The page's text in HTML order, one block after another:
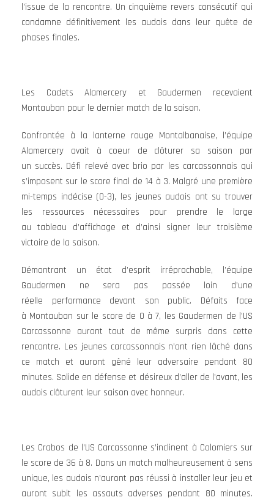
l’issue de la rencontre. Un cinquième revers consécutif qui
condamne définitivement les audois dans leur quête de
phases finales.
Les Cadets Alamercery et Gaudermen recevaient
Montauban pour le dernier match de la saison.
Confrontée à la lanterne rouge Montalbanaise, l’équipe
Alamercery avait à coeur de clôturer sa saison par
un succès. Défi relevé avec brio par les carcassonnais qui
s’imposent sur le score final de 14 à 3. Malgré une première
mi-temps indécise (0-3), les jeunes audois ont su trouver
les ressources nécessaires pour prendre le large
au tableau d’affichage et d’ainsi signer leur troisième
victoire de la saison.
Démontrant un état d’esprit irréprochable, l’équipe
Gaudermen ne sera pas passée loin d’une
réelle performance devant son public. Défaits face
à Montauban sur le score de 0 à 7, les Gaudermen de l’US
Carcassonne auront tout de même surpris dans cette
rencontre. Les jeunes carcassonnais n’ont rien lâché dans
ce match et auront gêné leur adversaire pendant 80
minutes. Solide en défense et désireux d’aller de l’avant, les
audois clôturent leur saison avec honneur.
Les Crabos de l’US Carcassonne s’inclinent à Colomiers sur
le score de 36 à 8. Dans un match malheureusement à sens
unique, les audois n’auront pas réussi à installer leur jeu et
auront subit les assauts adverses pendant 80 minutes.